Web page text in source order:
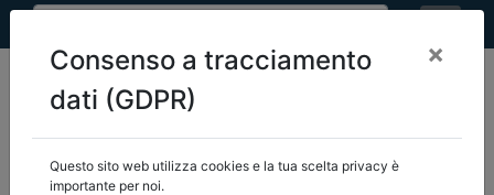
Seleziona una categoria:
Consenso a tracciamento
dati (GDPR)
×
Questo sito web utilizza cookies e la tua scelta privacy è
importante per noi.